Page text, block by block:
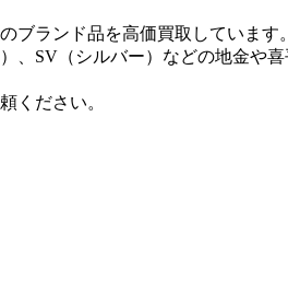
ブランド品を高価買取しています。
、SV（シルバー）などの地金や喜
ください。